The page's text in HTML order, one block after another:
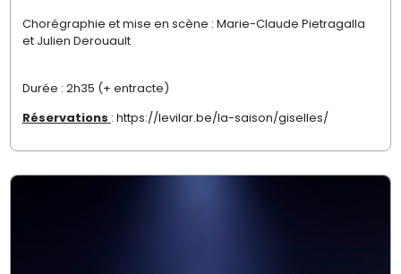
Chorégraphie et mise en scène : Marie-Claude Pietragalla
et Julien Derouault
Durée : 2h35 (+ entracte)
Réservations : https://levilar.be/la-saison/giselles/